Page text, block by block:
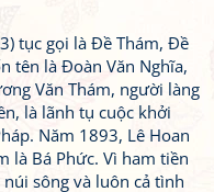
tục gọi là Đề Thám, Đề
tên là Đoàn Văn Nghĩa,
Văn Thám, người làng
là lãnh tụ cuộc khởi
Năm 1893, Lê Hoan
là Bá Phức. Vì ham tiền
sông và luôn cả tình